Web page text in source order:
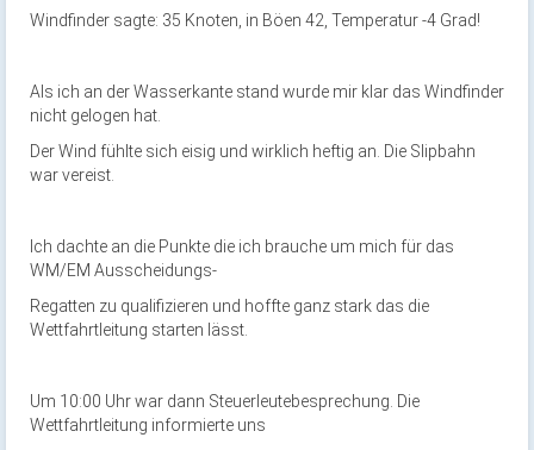
Windfinder sagte: 35 Knoten, in Böen 42, Temperatur -4 Grad!
Als ich an der Wasserkante stand wurde mir klar das Windfinder
nicht gelogen hat.
Der Wind fühlte sich eisig und wirklich heftig an. Die Slipbahn
war vereist.
Ich dachte an die Punkte die ich brauche um mich für das
WM/EM Ausscheidungs-
Regatten zu qualifizieren und hoffte ganz stark das die
Wettfahrtleitung starten lässt.
Um 10:00 Uhr war dann Steuerleutebesprechung. Die
Wettfahrtleitung informierte uns